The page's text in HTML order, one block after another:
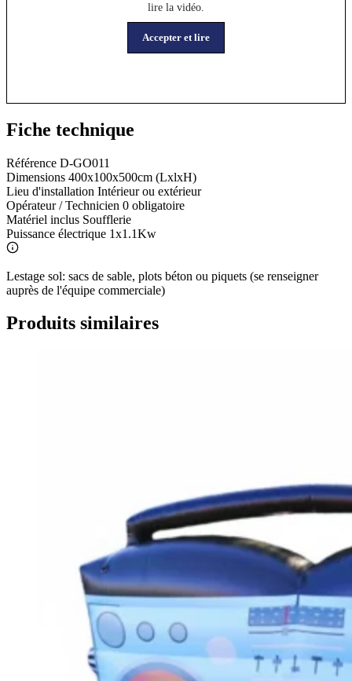
lire la vidéo.
Accepter et lire
Fiche technique
Référence D-GO011
Dimensions 400x100x500cm (LxlxH)
Lieu d'installation Intérieur ou extérieur
Opérateur / Technicien 0 obligatoire
Matériel inclus Soufflerie
Puissance électrique 1x1.1Kw
Lestage sol: sacs de sable, plots béton ou piquets (se renseigner
auprès de l'équipe commerciale)
Produits similaires